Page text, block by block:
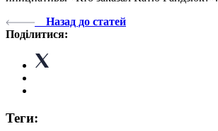
Назад до статей
Поділитися:
Теги: